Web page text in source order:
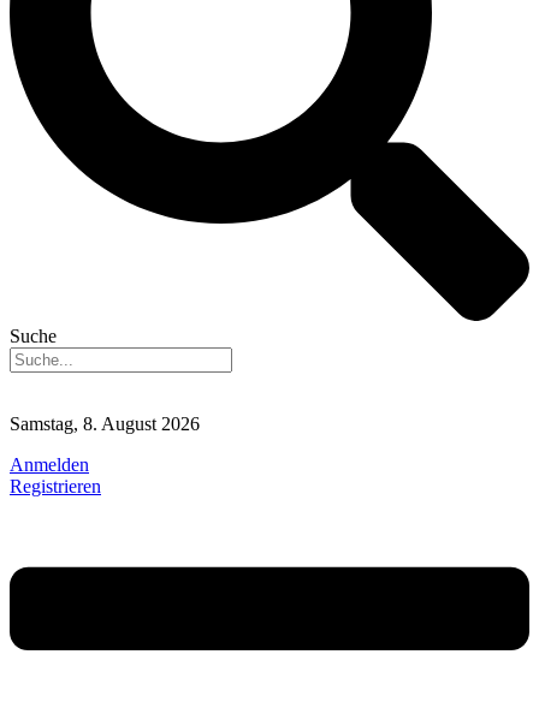
Suche
Samstag, 8. August 2026
Anmelden
Registrieren